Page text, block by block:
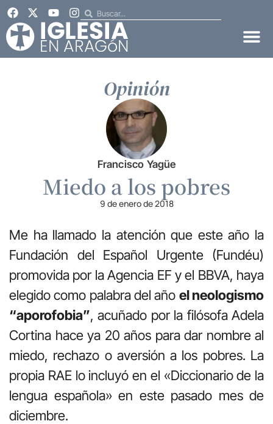
Opinión
Francisco Yagüe
Miedo a los pobres
9 de enero de 2018
Me ha llamado la atención que este año la
Fundación del Español Urgente (Fundéu)
promovida por la Agencia EF y el BBVA, haya
elegido como palabra del año el neologismo
“aporofobia”, acuñado por la filósofa Adela
Cortina hace ya 20 años para dar nombre al
miedo, rechazo o aversión a los pobres. La
propia RAE lo incluyó en el «Diccionario de la
lengua española» en este pasado mes de
diciembre.